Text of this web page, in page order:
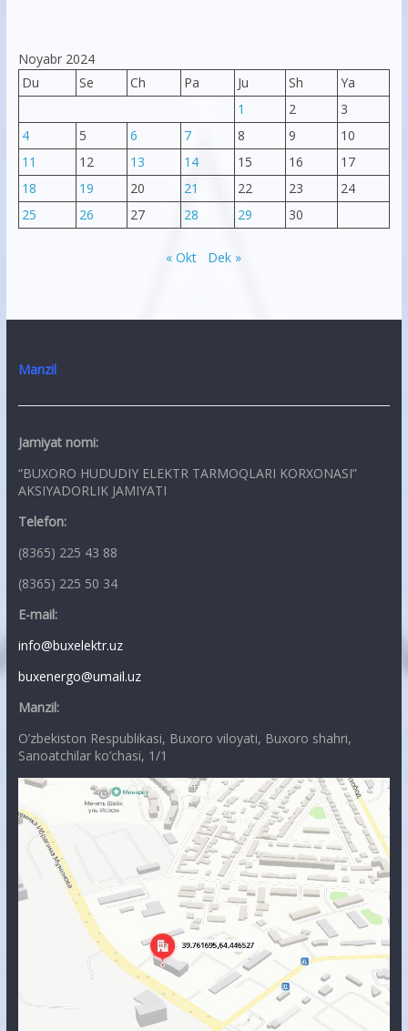
Noyabr 2024
Du
Se Ch Pa Ju Sh
Ya
1
2
3
4
5 6 7 8 9
10
11
12 13 14 15 16
17
18
19 20 21 22 23
24
25
26 27 28 29 30
« Okt Dek »
Manzil
Jamiyat nomi:
“BUXORO HUDUDIY ELEKTR TARMOQLARI KORXONASI”
AKSIYADORLIK JAMIYATI
Telefon:
(8365) 225 43 88
(8365) 225 50 34
E-mail:
info@buxelektr.uz
buxenergo@umail.uz
Manzil:
O’zbekiston Respublikasi, Buxoro viloyati, Buxoro shahri,
Sanoatchilar ko’chasi, 1/1